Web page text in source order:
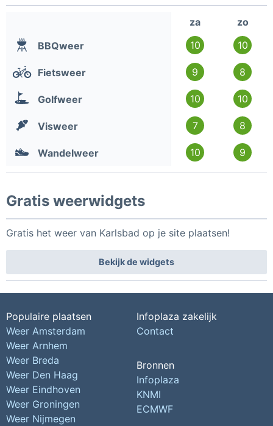
za
zo
BBQweer
10 10
Fietsweer 9 8
Golfweer 10 10
Visweer 7 8
Wandelweer 10 9
Gratis weerwidgets
Gratis het weer van Karlsbad op je site plaatsen!
Bekijk de widgets
Populaire plaatsen
Weer Amsterdam
Weer Arnhem
Weer Breda
Weer Den Haag
Weer Eindhoven
Weer Groningen
Weer Nijmegen
Infoplaza zakelijk
Contact
Bronnen
Infoplaza
KNMI
ECMWF